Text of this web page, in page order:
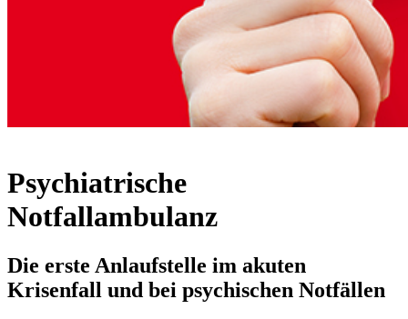
Psychiatrische
Notfallambulanz
Die erste Anlaufstelle im akuten
Krisenfall und bei psychischen Notfällen